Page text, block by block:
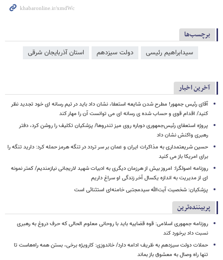
برچسب‌ها
سیدابراهیم رئیسی دولت سیزدهم استان آذربایجان شرقی
آخرین اخبار
آقای رئیس جمهور! مطرح شدن شایعه استعفا، نشان داد باید در تیم رسانه ای خود تجدید نظر
کنید/ اقدام قوی و حساب شده ی رسانه ای می توانست آن را مهار کند
پروژه استعفای رئیس‌جمهوری دوباره روی میز تندروها/ پزشکیان تکلیف را روشن کرد، دفتر
رهبری واکنش نشان داد
حسین شریعتمداری به مذاکرات ایران و عمان بر سر تردد در تنگه هرمز حمله کرد: دارید تنگه را
برای امریکا باز می کنید
روزنامه اصولگرا: امروز بیش از هرزمان دیگری به ادبیات شهید لاریجانی نیازمندیم/ کمتر نمونه
ای از مدیریت به اندازه یکسال آخر زندگی او سراغ داریم
پزشکیان: شخصیت آیت‌الله سیدمجتبی خامنه‌ای استثنائی است
پربیننده‌ترین
روزنامه جمهوری اسلامی: قوه قضاییه باید با روحانی معلوم الحالی که حرف دروغ به رهبری
نسبت داد برخورد کند
حملات دولت سیزدهم به ظریف ادامه دارد/ خاندوزی: کارویژه برخی، بستن همه راه‌هاست تا
تنها راه وصال به معشوق باز بماند